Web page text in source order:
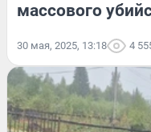
массового
30 мая, 2025, 13:18 4